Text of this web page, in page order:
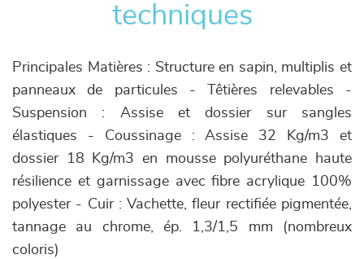
techniques
Principales Matières : Structure en sapin, multiplis et
panneaux de particules - Têtières relevables -
Suspension : Assise et dossier sur sangles
élastiques - Coussinage : Assise 32 Kg/m3 et
dossier 18 Kg/m3 en mousse polyuréthane haute
résilience et garnissage avec fibre acrylique 100%
polyester - Cuir : Vachette, fleur rectifiée pigmentée,
tannage au chrome, ép. 1,3/1,5 mm (nombreux
coloris)